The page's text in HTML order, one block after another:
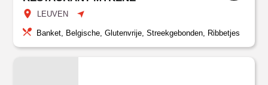
LEUVEN
Banket, Belgische, Glutenvrije, Streekgebonden, Ribbetjes